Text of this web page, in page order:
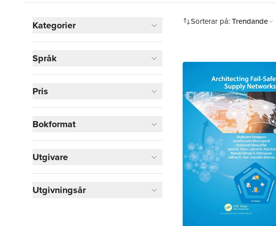
Kategorier
Ekonomi och Ledarskap 2
Naturvetenskap och teknik
2
Visa fler
Visa fler
Språk
Pris
Bokformat
Utgivare
Utgivningsår
Sorterar på:Trendande